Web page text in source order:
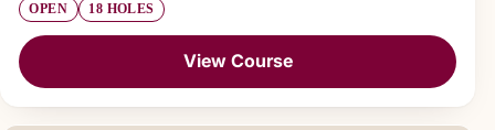
OPEN 18 HOLES
View Course